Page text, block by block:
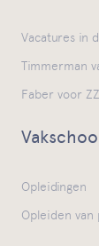
Vacatures in
Timmerman
Faber voor
Opleidingen
Opleiden van